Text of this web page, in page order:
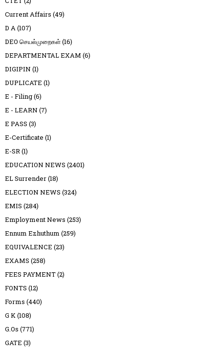
Current Affairs (49)
D A(107)
DEO செயல்முறைகள்(16)
DEPARTMENTAL EXAM (6)
DIGIPIN (1)
DUPLICATE (1)
E - Filing(6)
E - LEARN (7)
E PASS (3)
E-Certificate (1)
E-SR(1)
EDUCATION NEWS (2401)
EL Surrender(18)
ELECTION NEWS (324)
EMIS (284)
Employment News (253)
Ennum Ezhuthum (259)
EQUIVALENCE (23)
EXAMS (258)
FEES PAYMENT(2)
FONTS (12)
Forms (440)
G K(108)
G.Os (771)
GATE (3)